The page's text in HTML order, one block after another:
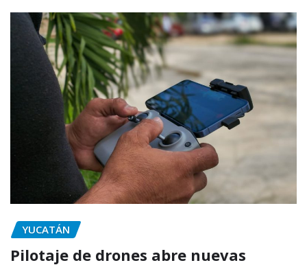
YUCATÁN
Pilotaje de drones abre nuevas